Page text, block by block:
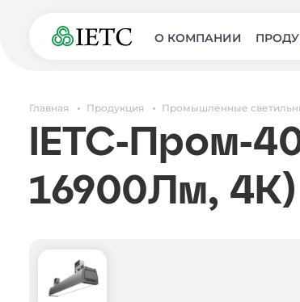
О КОМПАНИИ
Главная Продукция Промышленные
IETC-Пром-
16900Лм, 4К)